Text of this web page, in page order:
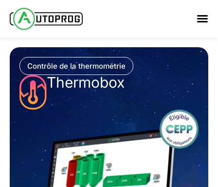
contenu
Contrôle de la thermométrie
Thermobox